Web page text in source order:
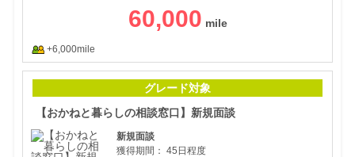
60,000
+6,000mile
グレード対象
【おかねと暮らしの相談窓口】新規面談
新規面談
獲得期間： 45日程度